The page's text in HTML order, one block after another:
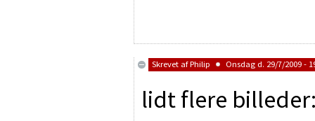
Skrevet afPhilip Onsdag d. 29/7/2009 -
lidt flere